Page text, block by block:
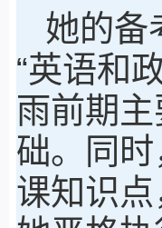
她的备
“英语和
雨前期
础。同
课知识